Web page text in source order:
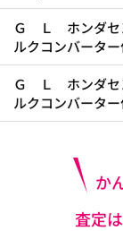
Ｇ Ｌ ホンダセ
ルクコンバータ
Ｇ Ｌ ホンダセ
ルクコンバータ
か
査定